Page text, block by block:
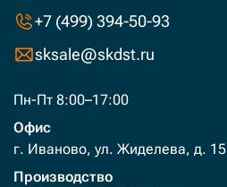
+7 (499) 394-50-93
sksale@skdst.ru
Пн-Пт 8:00–17:00
Офис
г. Иваново, ул. Жиделева, д. 15
Производство